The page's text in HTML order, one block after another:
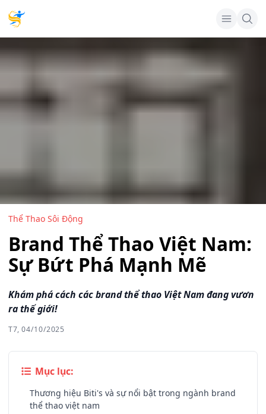
Thể Thao Sôi Động
Brand Thể Thao Việt Nam:
Sự Bứt Phá Mạnh Mẽ
Khám phá cách các brand thể thao Việt Nam đang vươn
ra thế giới!
T7, 04/10/2025
Mục lục:
Thương hiệu Biti's và sự nổi bật trong ngành brand
thể thao việt nam